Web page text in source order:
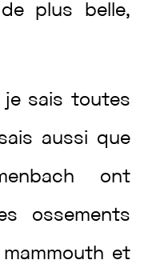
de plus belle,
je sais toutes
aussi que
ont
ossements
mammouth et